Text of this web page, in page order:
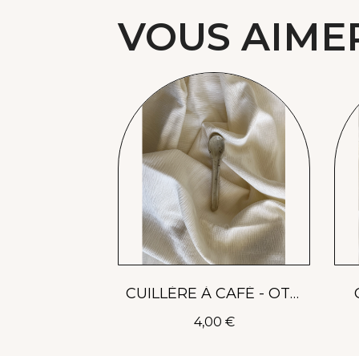
VOUS
Aperçu rapide CUILLÈRE À CAFÉ - OTIS
4,00 €